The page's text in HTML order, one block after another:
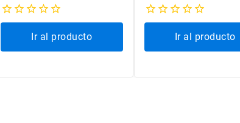
Ir al producto Ir al producto